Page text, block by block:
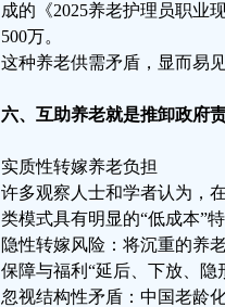
成的《2025养老护理员职业
500万。
这种养老供需矛盾，显而易
六、互助养老就是推卸政府
实质性转嫁养老负担
许多观察人士和学者认为，
类模式具有明显的“低成本”
隐性转嫁风险：将沉重的养
保障与福利“延后、下放、隐
忽视结构性矛盾：中国老龄